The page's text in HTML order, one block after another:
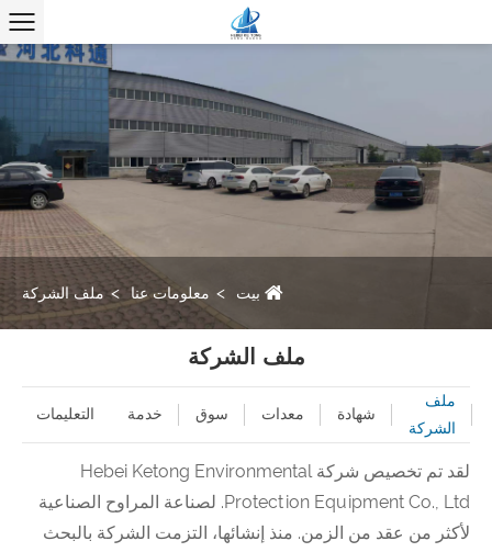
بيت معلومات عنا ملف الشركة
ملف الشركة
ملف
الشركة
شهادة معدات سوق خدمة التعليمات
لقد تم تخصيص شركة Hebei Ketong Environmental
Protection Equipment Co., Ltd. لصناعة المراوح الصناعية
لأكثر من عقد من الزمن. منذ إنشائها، التزمت الشركة بالبحث